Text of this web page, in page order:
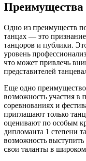
Преимущества
Одно из преимуществ
танцах — это
танцоров и публики.
уровень
что может привлечь
представителей
Еще одно
возможность участия
соревнованиях и
приглашают только
оценивают по особым
дипломанта 1 степени
возможность
свои таланты в широком